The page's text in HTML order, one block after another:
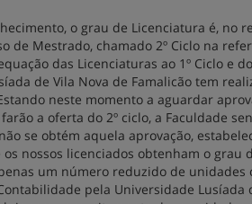
o grau de Licenciatura é, no
de Mestrado, chamado 2º Ciclo na
das Licenciaturas ao 1º Ciclo e
de Vila Nova de Famalicão tem
neste momento a aguardar
a oferta do 2º ciclo, a Faculdade
se obtém aquela aprovação,
nossos licenciados obtenham o grau
um número reduzido de unidades
pela Universidade